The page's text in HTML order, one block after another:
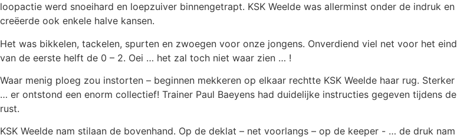
loopactie werd snoeihard en loepzuiver binnengetrapt. KSK Weelde was allerminst onder de indruk en
creëerde ook enkele halve kansen.
Het was bikkelen, tackelen, spurten en zwoegen voor onze jongens. Onverdiend viel net voor het eind
van de eerste helft de 0 – 2. Oei … het zal toch niet waar zien … !
Waar menig ploeg zou instorten – beginnen mekkeren op elkaar rechtte KSK Weelde haar rug. Sterker
… er ontstond een enorm collectief! Trainer Paul Baeyens had duidelijke instructies gegeven tijdens de
rust.
KSK Weelde nam stilaan de bovenhand. Op de deklat – net voorlangs – op de keeper - … de druk nam